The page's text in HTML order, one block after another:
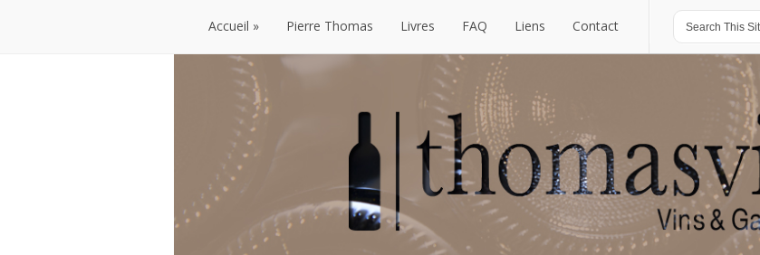
Accueil
Accueil
Pierre Thomas Livres FAQ Liens Contact